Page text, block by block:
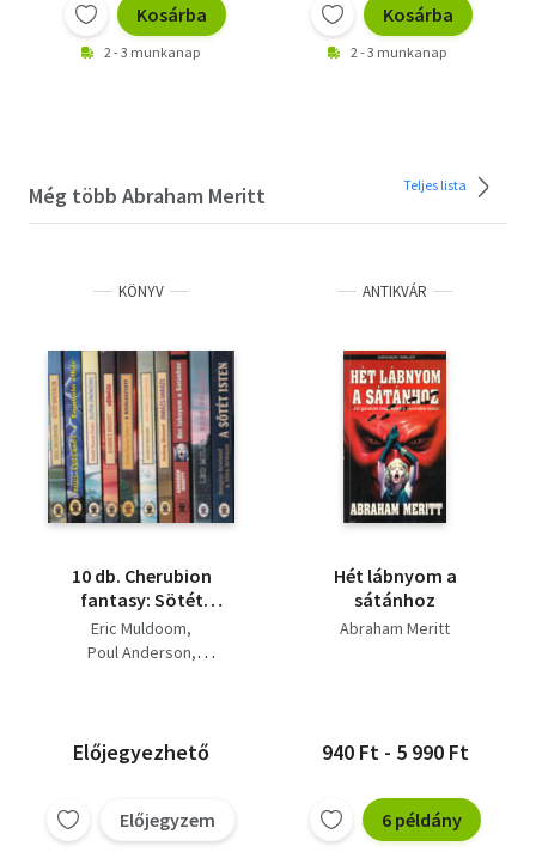
Kosárba
2 - 3 munkanap
Kosárba
2 - 3 munkanap
Még több Abraham Meritt Teljes lista
KÖNYV
10 db. Cherubion
fantasy: Sötét
angyalok + Tomboló
vihar + Zlone örökösei
Parázs-varázs + Hét
lábnyom a Sátánhoz +
isten
Eric Muldoom
Poul Anderson
Abraham Meritt Leo Mills
Előjegyezhető
Előjegyzem
ANTIKVÁR
Hét lábnyom a
sátánhoz
Abraham Meritt
940 Ft - 5 990 Ft
6 példány